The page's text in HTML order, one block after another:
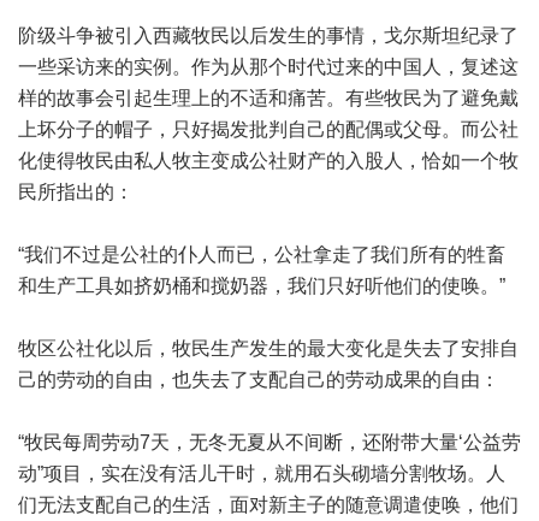
阶级斗争被引入西藏牧民以后发生的事情，戈尔斯坦纪录了
一些采访来的实例。作为从那个时代过来的中国人，复述这
样的故事会引起生理上的不适和痛苦。有些牧民为了避免戴
上坏分子的帽子，只好揭发批判自己的配偶或父母。而公社
化使得牧民由私人牧主变成公社财产的入股人，恰如一个牧
民所指出的：
“我们不过是公社的仆人而已，公社拿走了我们所有的牲畜
和生产工具如挤奶桶和搅奶器，我们只好听他们的使唤。”
牧区公社化以后，牧民生产发生的最大变化是失去了安排自
己的劳动的自由，也失去了支配自己的劳动成果的自由：
“牧民每周劳动7天，无冬无夏从不间断，还附带大量‘公益劳
动”项目，实在没有活儿干时，就用石头砌墙分割牧场。人
们无法支配自己的生活，面对新主子的随意调遣使唤，他们